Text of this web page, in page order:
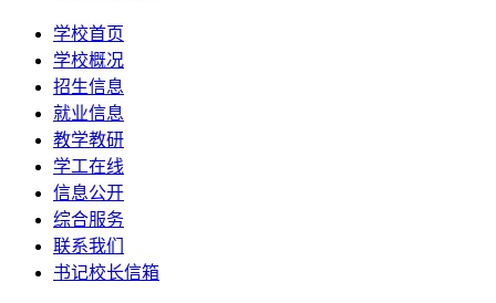
学校首页
学校概况
招生信息
就业信息
教学教研
学工在线
信息公开
综合服务
联系我们
书记校长信箱